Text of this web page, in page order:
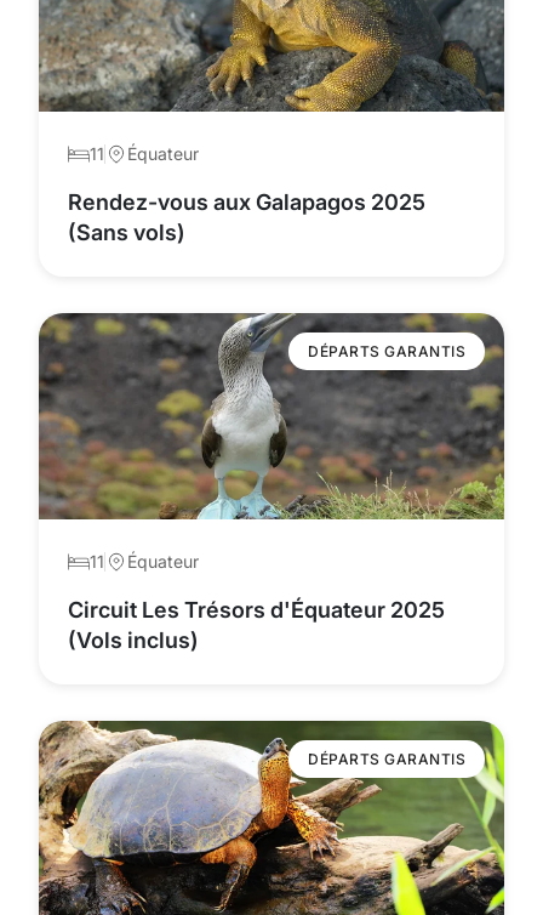
11 Équateur
Rendez-vous aux Galapagos 2025
(Sans vols)
DÉPARTS GARANTIS
11 Équateur
Circuit Les Trésors d'Équateur 2025
(Vols inclus)
DÉPARTS GARANTIS